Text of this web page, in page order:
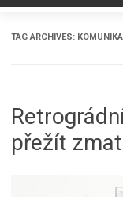
TAG ARCHIVES:
přežít